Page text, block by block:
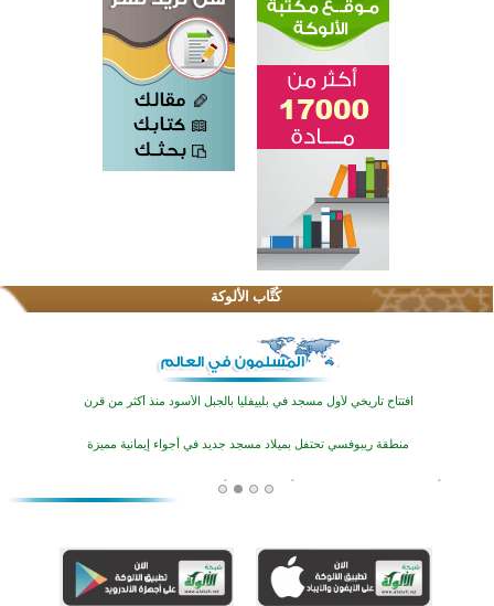
كُتَّاب الألوكة
اختتام الدورة التاسعة لمسابقة حفظ وتلاوة القرآن الكريم في أزناكاييف
تيسليتش تختتم برنامجا تعليميا لتعزيز القيم وبناء الشخصية للشباب المسلمين
اختتام منافسات قرآنية متميزة في بنغلاديش بمشاركة 3000 متسابق
افتتاح تاريخي لأول مسجد في بلييفليا بالجبل الأسود منذ أكثر من قرن
منطقة ريبوفسي تحتفل بميلاد مسجد جديد في أجواء إيمانية مميزة
أكبر مشروع إسلامي في ريف أستراليا يفتتح أبوابه بعد سنوات من العمل والعطاء
اختتام الدورة التاسعة لمسابقة حفظ وتلاوة القرآن الكريم في أزناكاييف